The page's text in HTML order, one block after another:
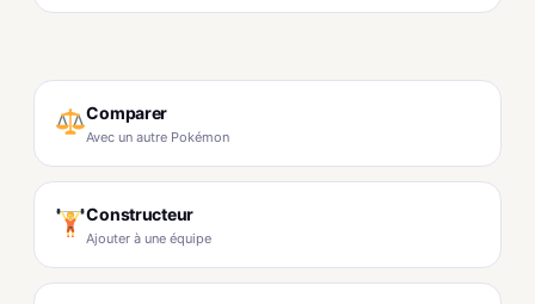
Comparer
Avec un autre Pokémon
Constructeur
Ajouter à une équipe